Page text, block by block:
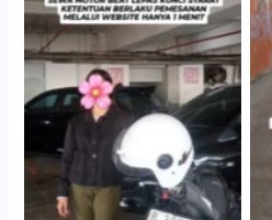
Cityplaza Jatinegara
Gedung Parkir P6A